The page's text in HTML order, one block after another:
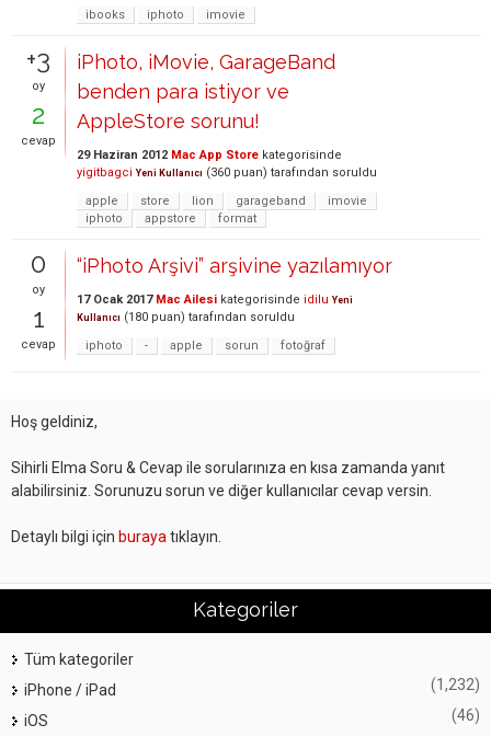
ibooks
iphoto imovie
+3
oy
2
cevap
iPhoto, iMovie, GarageBand
benden para istiyor ve
AppleStore sorunu!
29 Haziran 2012 Mac App Store kategorisinde
yigitbagci Yeni Kullanıcı (360 puan) tarafından soruldu
apple
store lion garageband
imovie
iphoto
appstore format
0
oy
1
cevap
“iPhoto Arşivi” arşivine yazılamıyor
17 Ocak 2017 Mac Ailesi kategorisinde idilu Yeni
Kullanıcı (180 puan) tarafından soruldu
iphoto
- apple sorun fotoğraf
Hoş geldiniz,
Sihirli Elma Soru & Cevap ile sorularınıza en kısa zamanda yanıt
alabilirsiniz. Sorunuzu sorun ve diğer kullanıcılar cevap versin.
Detaylı bilgi için buraya tıklayın.
Kategoriler
Tüm kategoriler
iPhone / iPad
(1,232)
iOS (46)